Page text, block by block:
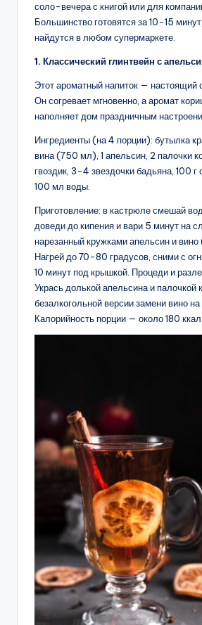
соло-вечера с книгой или для
Большинство готовятся за 10-15
найдутся в любом супермаркете.
1. Классический глинтвейн с
Этот ароматный напиток — настоящий
Он согревает мгновенно, а аромат
наполняет дом праздничным
Ингредиенты (на 4 порции): бутылка
вина (750 мл), 1 апельсин, 2 палочки
гвоздик, 3-4 звездочки бадьяна, 100 г
100 мл воды.
Приготовление: в кастрюле смешай
доведи до кипения и вари 5 минут на
нарезанный кружками апельсин и вино
Нагрей до 70-80 градусов, сними с
10 минут под крышкой. Процеди и
Укрась долькой апельсина и палочкой
безалкогольной версии замени вино на
Калорийность порции — около 180 ккал.